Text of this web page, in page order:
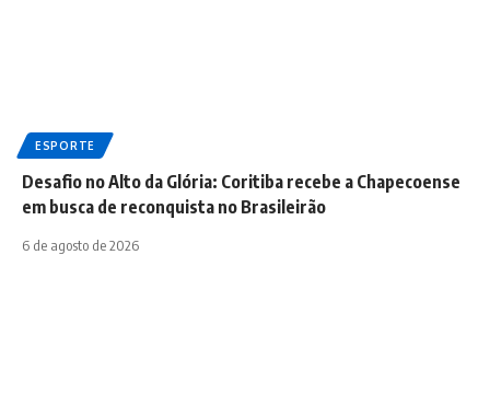
ESPORTE
Desafio no Alto da Glória: Coritiba recebe a Chapecoense
em busca de reconquista no Brasileirão
6 de agosto de 2026